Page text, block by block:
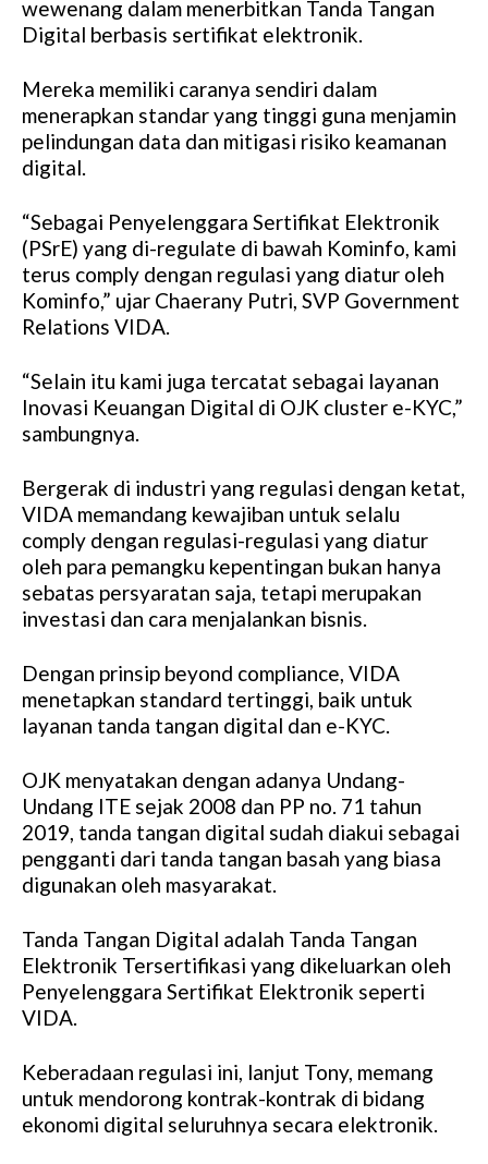
wewenang dalam menerbitkan Tanda Tangan
Digital berbasis sertifikat elektronik.
Mereka memiliki caranya sendiri dalam
menerapkan standar yang tinggi guna menjamin
pelindungan data dan mitigasi risiko keamanan
digital.
“Sebagai Penyelenggara Sertifikat Elektronik
(PSrE) yang di-regulate di bawah Kominfo, kami
terus comply dengan regulasi yang diatur oleh
Kominfo,” ujar Chaerany Putri, SVP Government
Relations VIDA.
“Selain itu kami juga tercatat sebagai layanan
Inovasi Keuangan Digital di OJK cluster e-KYC,”
sambungnya.
Bergerak di industri yang regulasi dengan ketat,
VIDA memandang kewajiban untuk selalu
comply dengan regulasi-regulasi yang diatur
oleh para pemangku kepentingan bukan hanya
sebatas persyaratan saja, tetapi merupakan
investasi dan cara menjalankan bisnis.
Dengan prinsip beyond compliance, VIDA
menetapkan standard tertinggi, baik untuk
layanan tanda tangan digital dan e-KYC.
OJK menyatakan dengan adanya Undang-
Undang ITE sejak 2008 dan PP no. 71 tahun
2019, tanda tangan digital sudah diakui sebagai
pengganti dari tanda tangan basah yang biasa
digunakan oleh masyarakat.
Tanda Tangan Digital adalah Tanda Tangan
Elektronik Tersertifikasi yang dikeluarkan oleh
Penyelenggara Sertifikat Elektronik seperti
VIDA.
Keberadaan regulasi ini, lanjut Tony, memang
untuk mendorong kontrak-kontrak di bidang
ekonomi digital seluruhnya secara elektronik.